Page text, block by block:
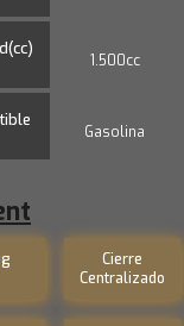
1.500cc
Gasolina
Cierre
Centralizado